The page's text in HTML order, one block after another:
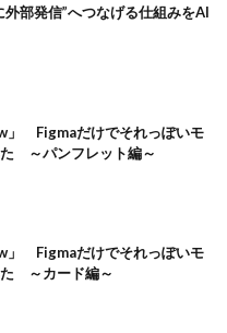
部発信”へつなげる仕組みをAI
」 Figmaだけでそれっぽいモ
～パンフレット編～
」 Figmaだけでそれっぽいモ
た ～カード編～